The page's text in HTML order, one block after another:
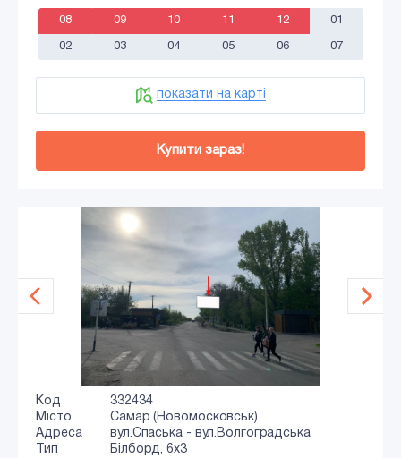
08 09 10 11 12 01
02 03 04 05 06 07
показати на карті
Купити зараз!
Код
332434
Місто
Самар (Новомосковськ)
Адреса
вул.Спаська - вул.Волгоградська
Тип
Білборд, 6х3